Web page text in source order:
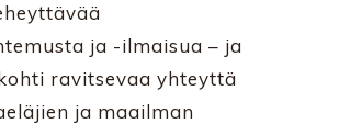
ja -ilmaisua – ja
ravitsevaa yhteyttä
ja maailman